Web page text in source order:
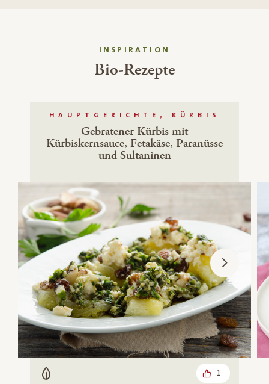
INSPIRATION
Bio-Rezepte
HAUPTGERICHTE, KÜRBIS
Gebratener Kürbis mit
Kürbiskernsauce, Fetakäse, Paranüsse
und Sultaninen
Vegetarisch 1